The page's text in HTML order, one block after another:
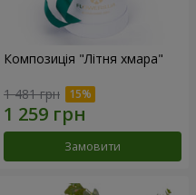
Композиція "Літня хмара"
1 481 грн
Замовити